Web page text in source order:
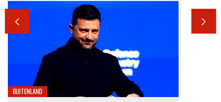
 
BUITENLAND